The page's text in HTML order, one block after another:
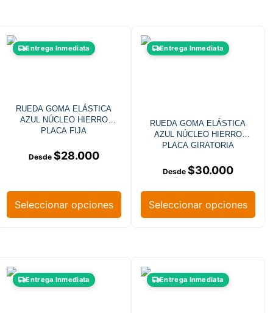
Entrega Inmediata
RUEDA GOMA ELÁSTICA
AZUL NÚCLEO HIERRO
PLACA FIJA
$28.000
Seleccionar opciones
Entrega Inmediata
RUEDA GOMA ELÁSTICA
AZUL NÚCLEO HIERRO
PLACA GIRATORIA
$30.000
Seleccionar opciones
Entrega Inmediata Entrega Inmediata